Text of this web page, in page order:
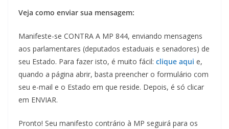
Veja como enviar sua mensagem:
Manifeste-se CONTRA A MP 844, enviando mensagens
aos parlamentares (deputados estaduais e senadores) de
seu Estado. Para fazer isto, é muito fácil: clique aqui e,
quando a página abrir, basta preencher o formulário com
seu e-mail e o Estado em que reside. Depois, é só clicar
em ENVIAR.
Pronto! Seu manifesto contrário à MP seguirá para os